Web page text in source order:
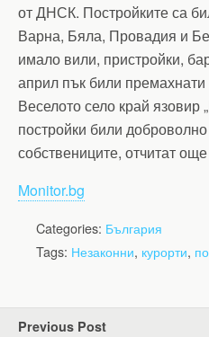
от ДНСК. Постройките са
Варна, Бяла, Провадия и
имало вили, пристройки,
април пък били
Веселото село край язовир
постройки били
собствениците, отчитат
Monitor.bg
Categories: България
Tags: Незаконни, курорти,
Previous Post